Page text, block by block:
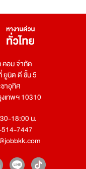
คอม จำกัด
ยูนิต ดี ชั้น 5
าอุทิศ
งเทพฯ 10310
18:00 น.
7447